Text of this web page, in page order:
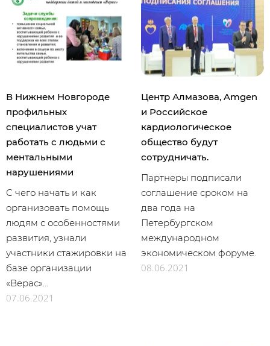
В Нижнем Новгороде
профильных
специалистов учат
работать с людьми с
ментальными
нарушениями
С чего начать и как
организовать помощь
людям с особенностями
развития, узнали
участники стажировки на
базе организации
«Верас»...
07.06.2021
Центр Алмазова, Amgen
и Российское
кардиологическое
общество будут
сотрудничать.
Партнеры подписали
соглашение сроком на
два года на
Петербургском
международном
экономическом форуме.
08.06.2021